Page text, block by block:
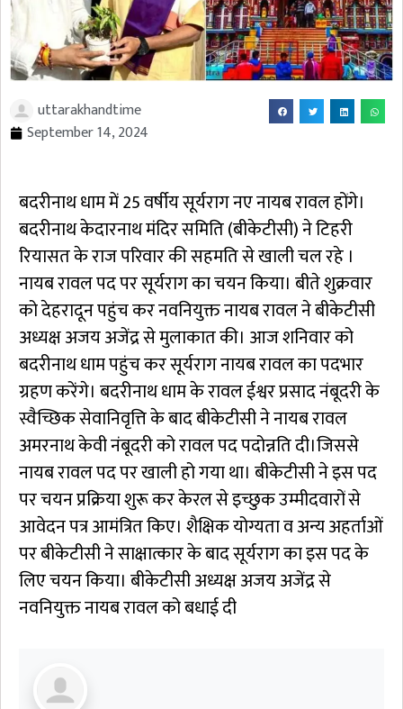
uttarakhandtime
September 14, 2024
बदरीनाथ धाम में 25 वर्षीय सूर्यराग नए नायब रावल होंगे।
बदरीनाथ केदारनाथ मंदिर समिति (बीकेटीसी) ने टिहरी
रियासत के राज परिवार की सहमति से खाली चल रहे ।
नायब रावल पद पर सूर्यराग का चयन किया। बीते शुक्रवार
को देहरादून पहुंच कर नवनियुक्त नायब रावल ने बीकेटीसी
अध्यक्ष अजय अजेंद्र से मुलाकात की। आज शनिवार को
बदरीनाथ धाम पहुंच कर सूर्यराग नायब रावल का पदभार
ग्रहण करेंगे। बदरीनाथ धाम के रावल ईश्वर प्रसाद नंबूदरी के
स्वैच्छिक सेवानिवृत्ति के बाद बीकेटीसी ने नायब रावल
अमरनाथ केवी नंबूदरी को रावल पद पदोन्नति दी।जिससे
नायब रावल पद पर खाली हो गया था। बीकेटीसी ने इस पद
पर चयन प्रक्रिया शुरू कर केरल से इच्छुक उम्मीदवारों से
आवेदन पत्र आमंत्रित किए। शैक्षिक योग्यता व अन्य अहर्ताओं
पर बीकेटीसी ने साक्षात्कार के बाद सूर्यराग का इस पद के
लिए चयन किया। बीकेटीसी अध्यक्ष अजय अजेंद्र से
नवनियुक्त नायब रावल को बधाई दी